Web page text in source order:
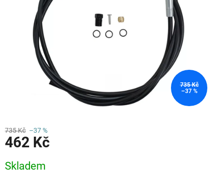
735 Kč
–37 %
735 Kč –37 %
462 Kč
cena:
Skladem